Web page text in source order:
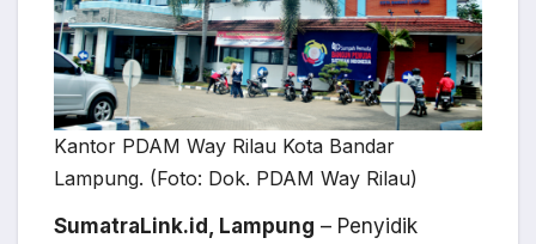
Kantor PDAM Way Rilau Kota Bandar
Lampung. (Foto: Dok. PDAM Way Rilau)
SumatraLink.id, Lampung – Penyidik